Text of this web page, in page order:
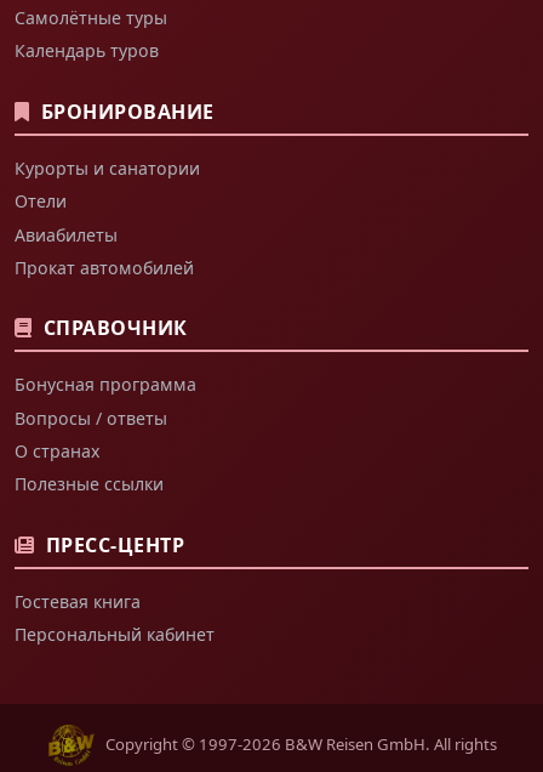
Самолётные туры
Календарь туров
БРОНИРОВАНИЕ
Курорты и санатории
Отели
Авиабилеты
Прокат автомобилей
СПРАВОЧНИК
Бонусная программа
Вопросы / ответы
О странах
Полезные ссылки
ПРЕСС-ЦЕНТР
Гостевая книга
Персональный кабинет
Copyright © 1997-2026 B&W Reisen GmbH. All rights